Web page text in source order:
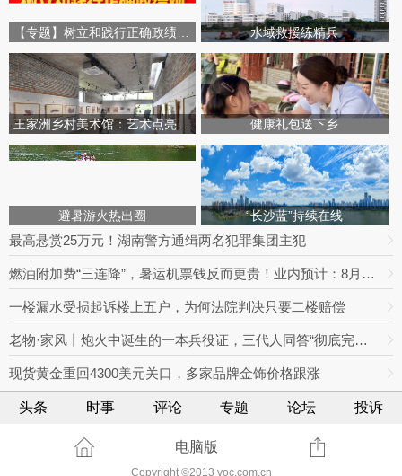
水域救援练精兵
王家洲乡村美术馆：艺术点亮田园乡村 健康礼包送下乡
避暑游火热出圈 “长沙蓝”持续在线
最高悬赏25万元！湖南警方通缉两名犯罪集团主犯
燃油附加费“三连降”，暑运机票钱反而更贵！业内预计：8月下旬将迎回落拐点
一楼漏水受损起诉楼上五户，为何法院判决只要二楼赔偿
老物·家风丨炮火中诞生的一本兵役证，三代人同答“彻底完成任务”
现货黄金重回4300美元关口，多家品牌金饰价格跟涨
头条 时事 评论 专题 论坛 投诉
电脑版
Copyright ©2013 voc.com.cn